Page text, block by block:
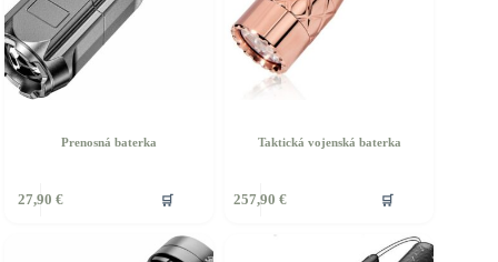
Prenosná baterka
27,90 € 🛒
Taktická vojenská baterka
257,90€ 🛒